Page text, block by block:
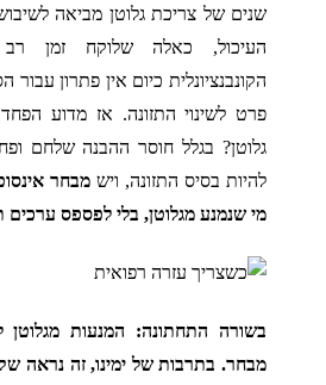
שנים של צריכת גלוטן מביאה
העיכול, כאלה שלוקח זמן
הקונבנציונלית כיום אין פתרון עבור
פרט לשינוי התזונה. אז מדוע
גלוטן? בגלל חוסר ההבנה שלחם
להיות בסיס התזונה, ויש מבחר
מי שנמנע מגלוטן, בלי לפספס ערכים
בשורה התחתונה: המנעות
מבחר. בתרבות של ימינו, זה נראה